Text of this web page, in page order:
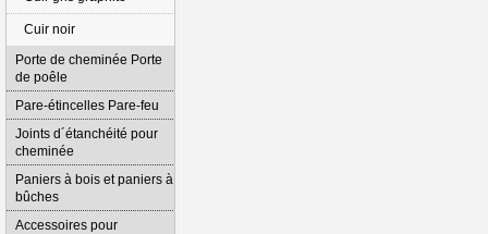
Cuir noir
Porte de cheminée Porte
de poêle
Pare-étincelles Pare-feu
Joints d´étanchéité pour
cheminée
Paniers à bois et paniers à
bûches
Accessoires pour